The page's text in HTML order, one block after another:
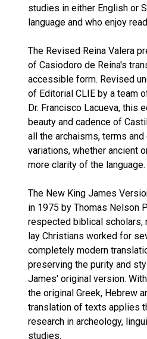
studies in either English or
language and who enjoy
The Revised Reina Valera
of Casiodoro de Reina's
accessible form. Revised
of Editorial CLIE by a team
Dr. Francisco Lacueva, this
beauty and cadence of
all the archaisms, terms and
variations, whether ancient
more clarity of the language.
The New King James
in 1975 by Thomas Nelson
respected biblical scholars,
lay Christians worked for
completely modern
preserving the purity and
James' original version.
the original Greek, Hebrew
translation of texts applies
research in archeology,
studies.